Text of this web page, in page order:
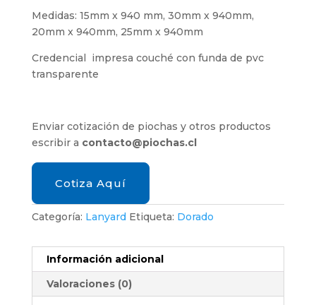
Medidas: 15mm x 940 mm, 30mm x 940mm,
20mm x 940mm, 25mm x 940mm
Credencial impresa couché con funda de pvc
transparente
Enviar cotización de piochas y otros productos
escribir a contacto@piochas.cl
Cotiza Aquí
Categoría: Lanyard Etiqueta: Dorado
Información adicional
Valoraciones (0)